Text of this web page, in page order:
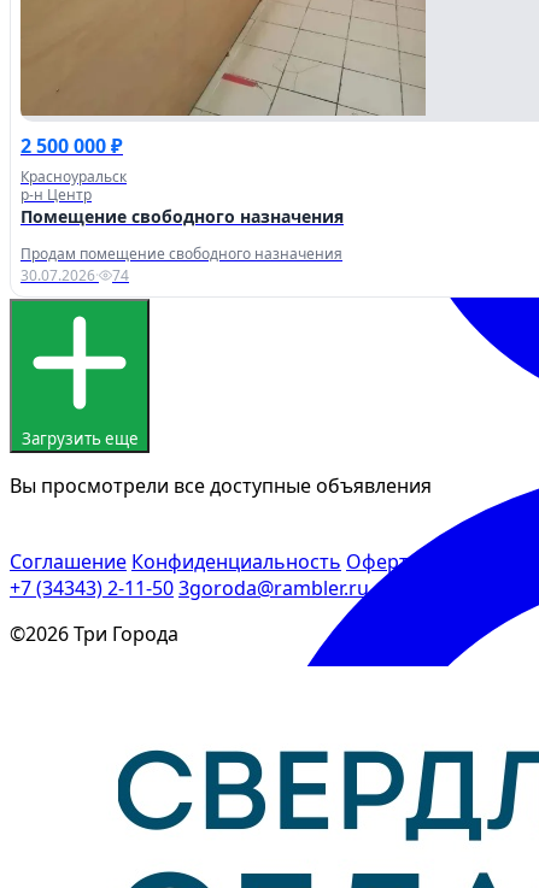
2 500 000 ₽
Красноуральск
р-н Центр
Помещение свободного назначения
Продам помещение свободного назначения
30.07.2026· 74
Загрузить еще
Вы просмотрели все доступные объявления
Соглашение Конфиденциальность Оферта
+7 (34343) 2-11-503goroda@rambler.ru
©2026 Три Города